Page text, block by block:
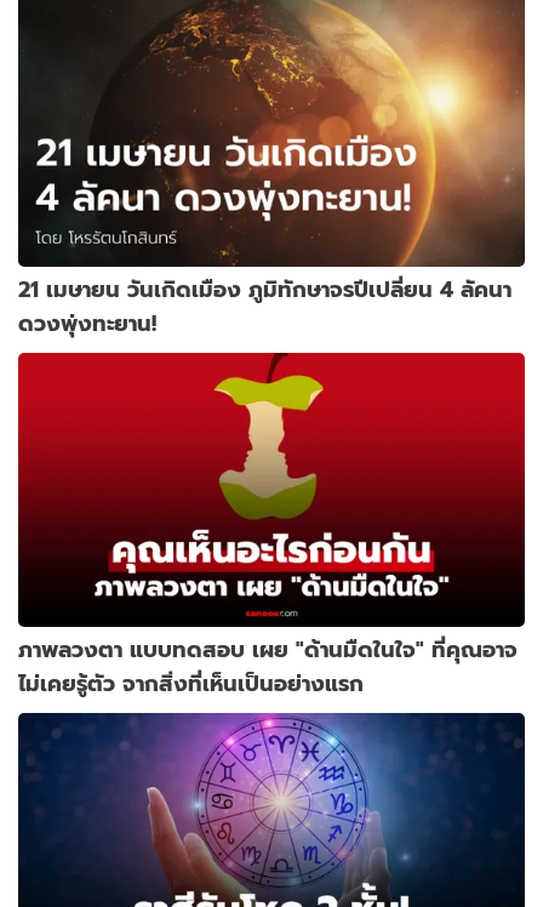
21 เมษายน วันเกิดเมือง ภูมิทักษาจรปีเปลี่ยน 4 ลัคนา
ดวงพุ่งทะยาน!
ภาพลวงตา แบบทดสอบ เผย "ด้านมืดในใจ" ที่คุณอาจ
ไม่เคยรู้ตัว จากสิ่งที่เห็นเป็นอย่างแรก